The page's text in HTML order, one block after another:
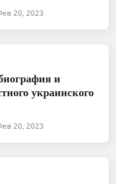
20, 2023
и
украинского
20, 2023